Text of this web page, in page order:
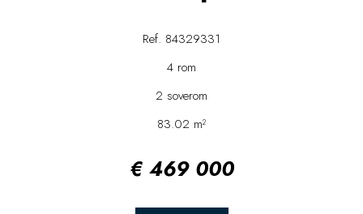
Ref. 84329331
4 rom
2 soverom
83.02 m²
€ 469 000